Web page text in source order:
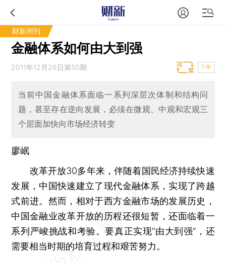
财新周刊
金融体系如何由大到强
2011年12月26日第50期 T中
当前中国金融体系面临一系列深层次体制和结构问
题，甚至存在逆向发展，必须在微观、中观和宏观三
个层面加快向市场经济转变
廖岷
改革开放30多年来，伴随着国民经济持续快速
发展，中国快速建立了现代金融体系，实现了跨越
式前进。然而，相对于西方金融市场的发展历史，
中国金融业改革开放的历程还很短暂，还面临着一
系列严峻挑战和考验。要真正实现“由大到强”，还
需要相当时期的培育过程和艰苦努力。